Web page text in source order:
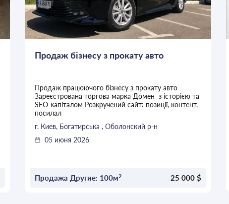
Продаж бізнесу з прокату авто
Продаж працюючого бізнесу з прокату авто
Зареєстрована торгова марка Домен з історією та
SEO-капіталом Розкручений сайт: позиції, контент,
посилал
г. Киев, Богатирська , Оболонский р-н
05 июня 2026
Продажа Другие: 100м2 25 000 $